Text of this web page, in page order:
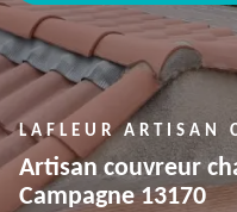
LAFLEUR ARTISAN
Artisan couvreur
Campagne 13170